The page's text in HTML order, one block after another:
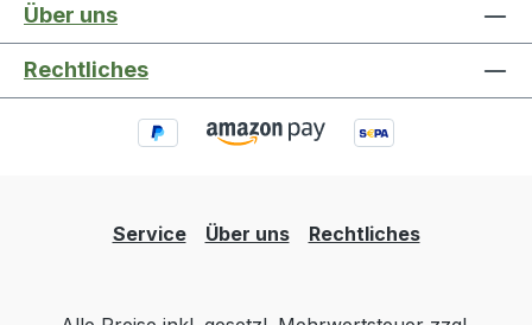
Über uns
Rechtliches
Service Über uns Rechtliches